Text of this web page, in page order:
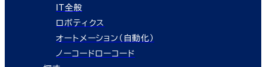
IT全般
ロボティクス
オートメーション（自動化）
ノーコードローコード